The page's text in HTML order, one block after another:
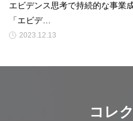
エビデンス思考で持続的な事業
「エビデ…
2023.12.13
コレ